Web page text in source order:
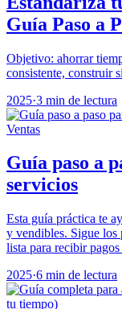
Guía Paso a
Objetivo: ahorrar
consistente, construir
2025·3 min de lectura
Ventas
Guía paso a
servicios
Esta guía práctica te
y vendibles. Sigue los
lista para recibir
2025·6 min de lectura